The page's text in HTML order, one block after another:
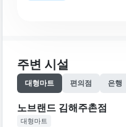
주변 시설
대형마트 편의점 은행
노브랜드 김해주촌점
대형마트